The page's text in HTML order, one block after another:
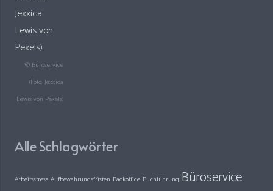
© Büroservice
(Foto: Jexxica
Lewis von Pexels)
Alle Schlagwörter
Arbeitsstress Aufbewahrungsfristen Backoffice Buchführung Büroservice